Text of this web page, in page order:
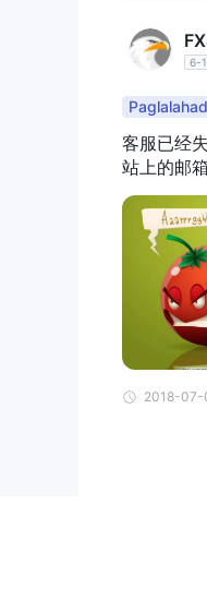
6-
Paglalahad
客服已经
站上的邮
2018-07-